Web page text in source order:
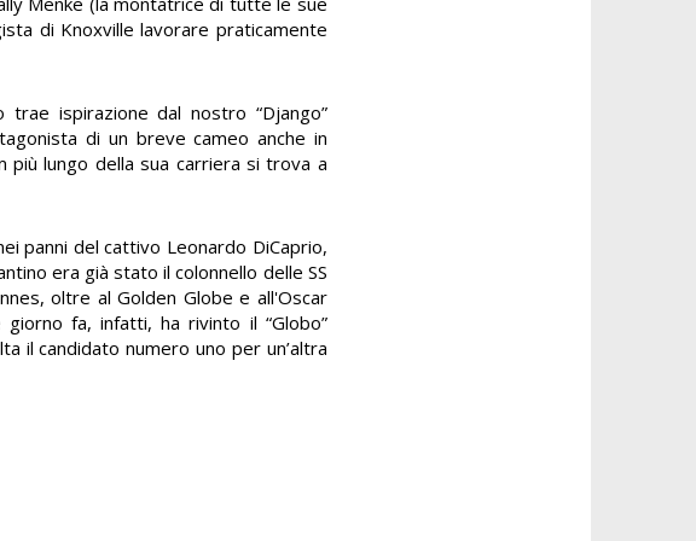
di Knoxville lavorare praticamente
trae ispirazione dal nostro “Django”
di un breve cameo anche in
più lungo della sua carriera si trova a
panni del cattivo Leonardo DiCaprio,
era già stato il colonnello delle SS
oltre al Golden Globe e all'Oscar
fa, infatti, ha rivinto il “Globo”
il candidato numero uno per un’altra